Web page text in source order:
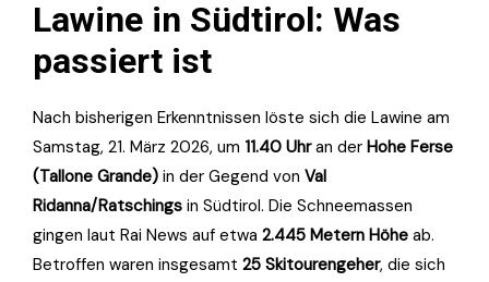
Lawine in Südtirol: Was
passiert ist
Nach bisherigen Erkenntnissen löste sich die Lawine am
Samstag, 21. März 2026, um 11.40 Uhran der Hohe Ferse
(Tallone Grande) in der Gegend von Val
Ridanna/Ratschings in Südtirol. Die Schneemassen
gingen laut Rai News auf etwa 2.445 Metern Höhe ab.
Betroffen waren insgesamt 25 Skitourengeher, die sich